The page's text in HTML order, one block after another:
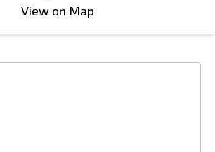
View on Map